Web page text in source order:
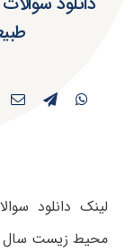
لینک دانلود
محیط زیست سال ۸۷ تقدیم می گردد :